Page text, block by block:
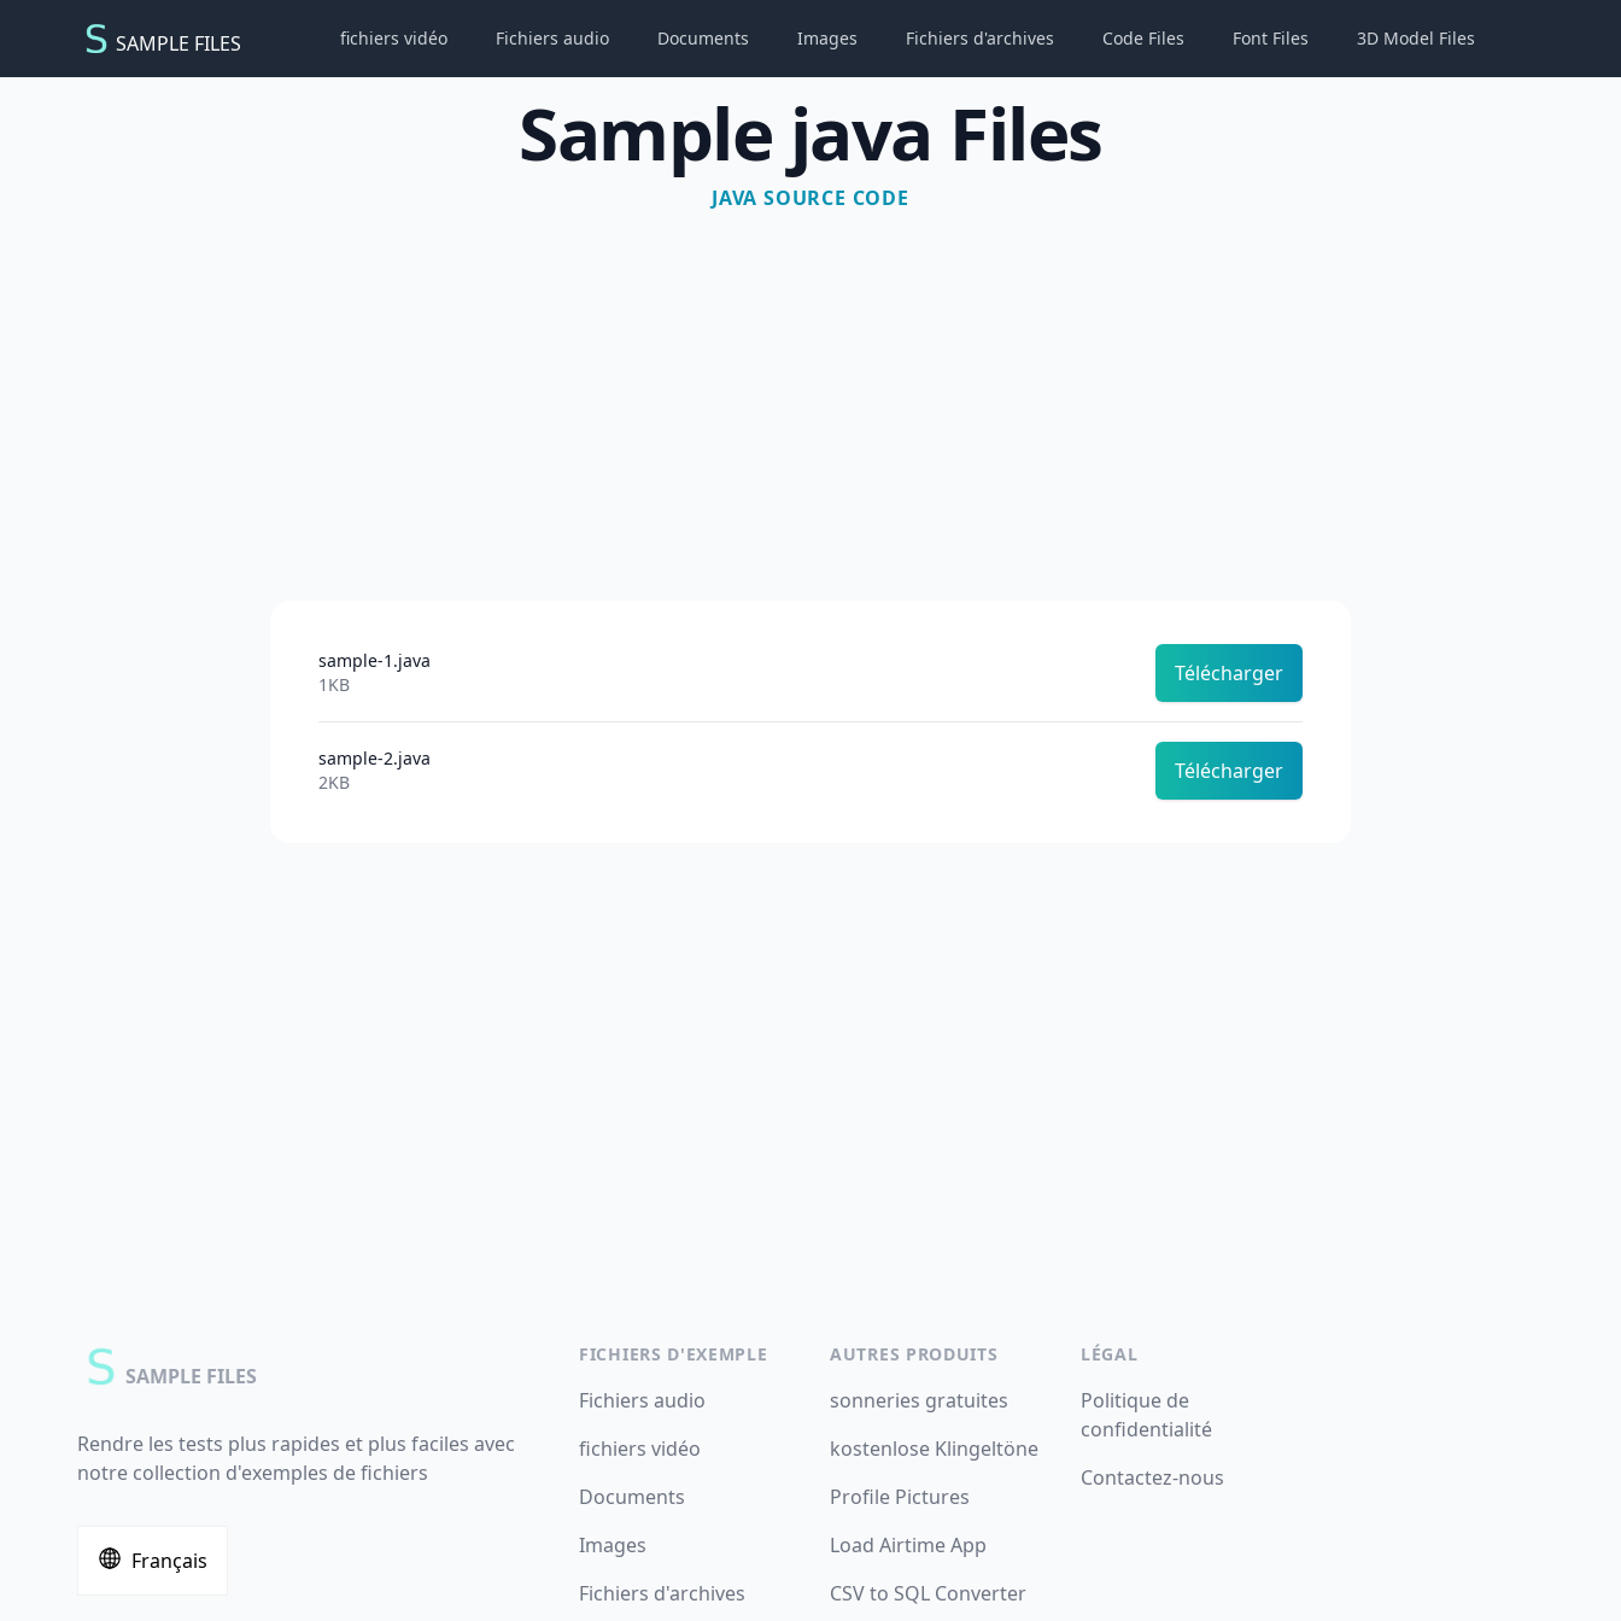
SAMPLE FILES fichiers vidéo Fichiers audio Documents Images Fichiers d'archives Code Files Font Files 3D Model Files
Sample java Files
JAVA SOURCE CODE
sample-1.java
1KB
Télécharger
sample-2.java
2KB
Télécharger
SAMPLE FILES
Rendre les tests plus rapides et plus faciles avec
notre collection d'exemples de fichiers
Français
FICHIERS D'EXEMPLE
Fichiers audio
fichiers vidéo
Documents
Images
Fichiers d'archives
AUTRES PRODUITS
sonneries gratuites
kostenlose Klingeltöne
Profile Pictures
Load Airtime App
CSV to SQL Converter
LÉGAL
Politique de
confidentialité
Contactez-nous